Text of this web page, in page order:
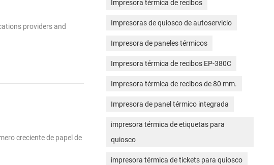
providers and
creciente de papel de
Impresora térmica de recibos
Impresoras de quiosco de autoservicio
Impresora de paneles térmicos
Impresora térmica de recibos EP-380C
Impresora térmica de recibos de 80 mm.
Impresora de panel térmico integrada
impresora térmica de etiquetas para
quiosco
impresora térmica de tickets para quiosco